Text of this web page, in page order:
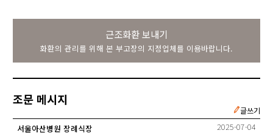
근조화환 보내기
화환의 관리를 위해 본 부고장의 지정업체를 이용바랍니다.
조문 메시지
글쓰기
서울아산병원 장례식장
2025-07-04